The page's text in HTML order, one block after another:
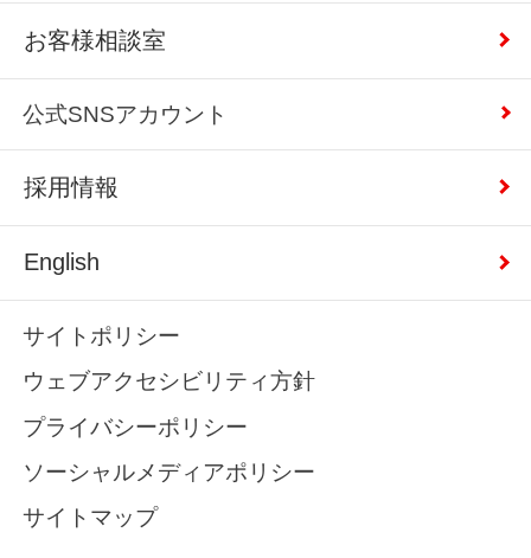
お客様相談室
公式SNSアカウント
採用情報
English
サイトポリシー
ウェブアクセシビリティ方針
プライバシーポリシー
ソーシャルメディアポリシー
サイトマップ